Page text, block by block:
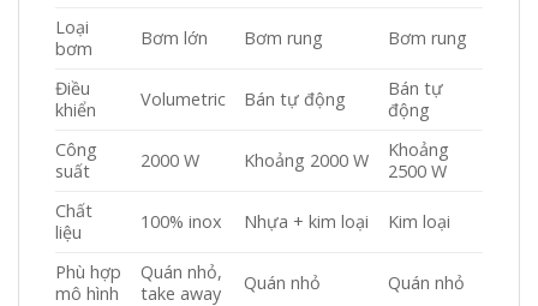
Loại
bơm
Bơm lớn Bơm rung Bơm rung
Điều
khiển
Volumetric Bán tự động
Bán tự
động
Công
suất
2000 W Khoảng 2000 W
Khoảng
2500 W
Chất
liệu
100% inox Nhựa + kim loại Kim loại
Phù hợp
mô hình
Quán nhỏ,
take away
Quán nhỏ Quán nhỏ